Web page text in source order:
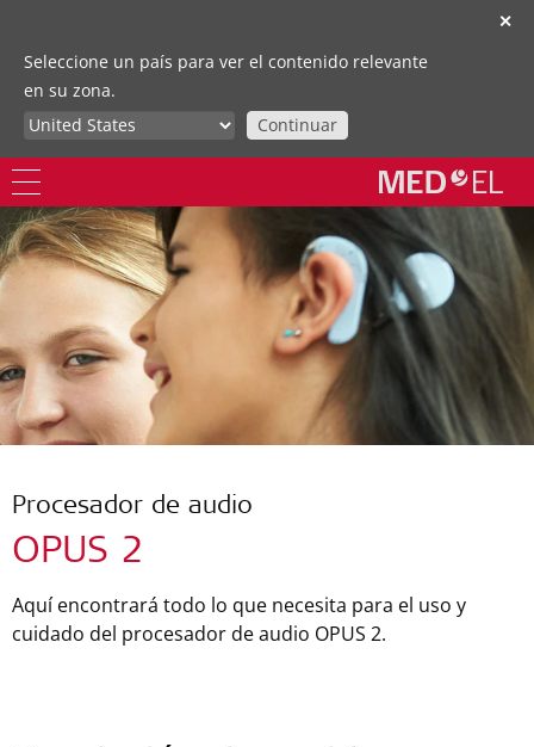
✕
Seleccione un país para ver el contenido relevante
en su zona.
Continuar
Procesador de audio
OPUS 2
Aquí encontrará todo lo que necesita para el uso y
cuidado del procesador de audio OPUS 2.